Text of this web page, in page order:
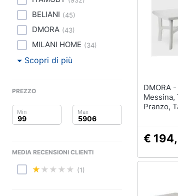
Clima
Arredo
Brico e Giardinaggio
Giocattoli
Fotografia
Sedie
Orologi
BELIANI (45)
DMORA (43)
MILANI HOME (34)
Scopri di più
PREZZO
MEDIA RECENSIONI CLIENTI
(1)
DMORA - Tavolo Da Esterno
Messina,
Pranzo,
€